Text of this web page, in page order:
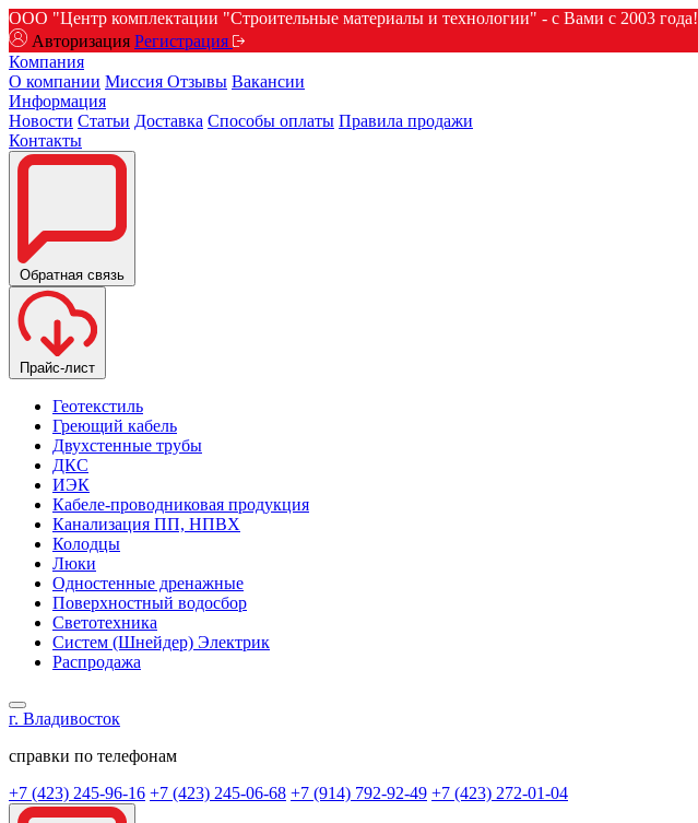
ООО "Центр комплектации "Строительные материалы и технологии" - с Вами с 2003 года!
Авторизация Регистрация
Компания
О компании Миссия Отзывы Вакансии
Информация
Новости Статьи Доставка Способы оплаты Правила продажи
Контакты
Обратная связь
Прайс-лист
Геотекстиль
Греющий кабель
Двухстенные трубы
ДКС
ИЭК
Кабеле-проводниковая продукция
Канализация ПП, НПВХ
Колодцы
Люки
Одностенные дренажные
Поверхностный водосбор
Светотехника
Систем (Шнейдер) Электрик
Распродажа
г. Владивосток
справки по телефонам
+7 (423) 245-96-16 +7 (423) 245-06-68 +7 (914) 792-92-49 +7 (423) 272-01-04